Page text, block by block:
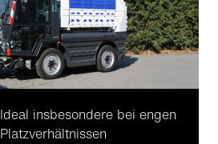
Ideal insbesondere bei engen
Platzverhältnissen